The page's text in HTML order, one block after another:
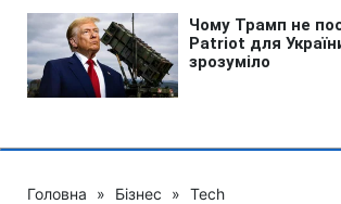
Головна » Бізнес » Tech